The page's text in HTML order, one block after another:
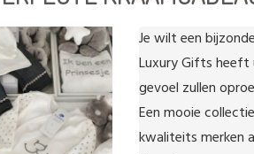
Je wilt een
Luxury Gifts heeft
gevoel zullen
Een mooie
kwaliteits merken